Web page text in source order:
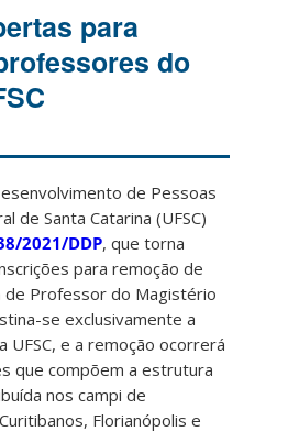
para
do
de Pessoas
de Santa Catarina (UFSC)
2021/DDP, que torna
para remoção de
de Professor do Magistério
se exclusivamente a
UFSC, e a remoção ocorrerá
que compõem a estrutura
nos campi de
Florianópolis e